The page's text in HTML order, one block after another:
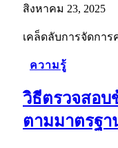
สิงหาคม 23, 2025
เคล็ดลับการจัดกา
ความรู้
วิธีตรวจสอบ
ตามมาตรฐา